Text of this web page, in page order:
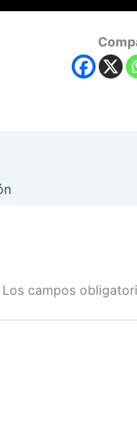
Los campos